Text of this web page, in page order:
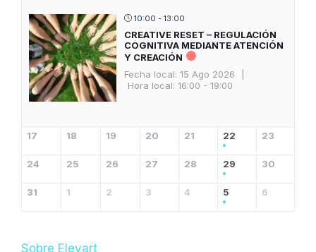
10:00 - 13:00
CREATIVE RESET – REGULACIÓN
COGNITIVA MEDIANTE ATENCIÓN
Y CREACIÓN
Fecha local: 15 Ago 2026
Hora local: 16:00 - 19:00
17 18 19 20 21 22 23
24 25 26 27 28 29 30
31 1 2 3 4 5 6
Sobre Elevart